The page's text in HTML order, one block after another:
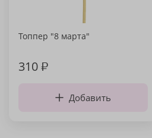
Топпер "8 марта"
310₽
Добавить